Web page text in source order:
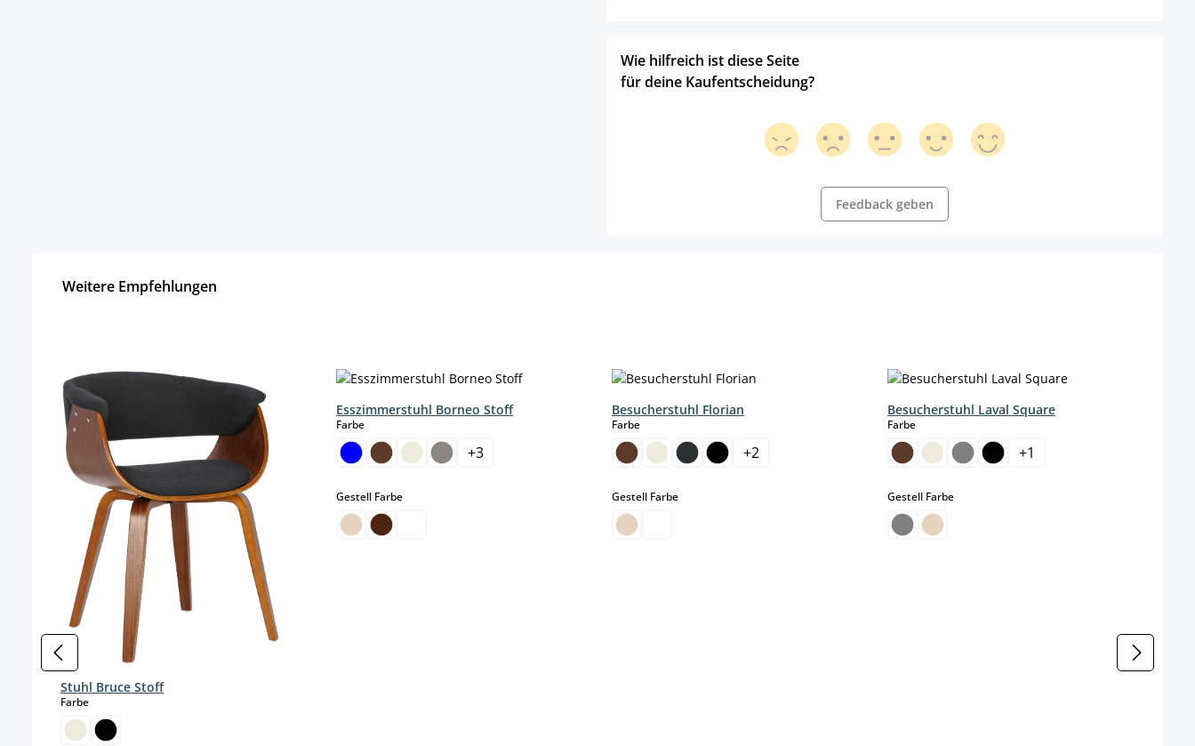
Wie hilfreich ist diese Seite
für deine Kaufentscheidung?
Feedback geben
Weitere Empfehlungen
Stuhl Bruce Stoff
Farbeauswählen
Esszimmerstuhl Borneo Stoff
Farbeauswählen
+3
Gestell Farbeauswählen
Besucherstuhl Florian
Farbeauswählen
+2
Gestell Farbeauswählen
Besucherstuhl Laval Square
Farbeauswählen
+1
Gestell Farbeauswählen